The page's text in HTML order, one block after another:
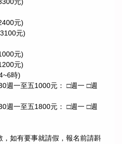
元)
元)
元)
元)
時)
週一至五1000元： □週一 □週
週一至五1800元： □週一 □週
如有要事就請假，報名前請斟